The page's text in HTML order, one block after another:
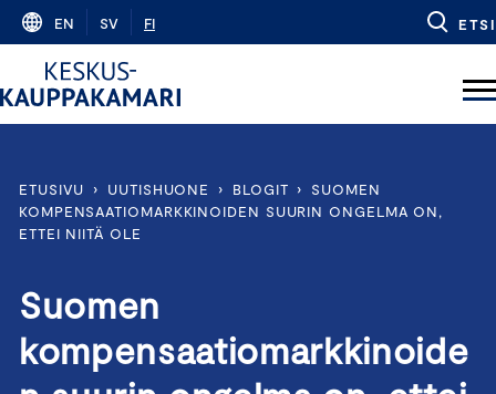
Skip
content
EN SV FI ETSI
ETUSIVU › UUTISHUONE › BLOGIT ›
SUOMEN
KOMPENSAATIOMARKKINOIDEN SUURIN ONGELMA ON,
ETTEI NIITÄ OLE
Suomen
kompensaatiomarkkinoide